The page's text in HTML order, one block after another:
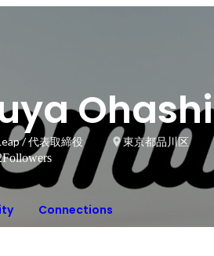
Ohashi
/ 代表取締役
東京都品川区
Followers
Connections